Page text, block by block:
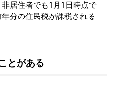
居住者でも1月1日時点で
分の住民税が課税される
とがある